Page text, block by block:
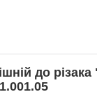
до